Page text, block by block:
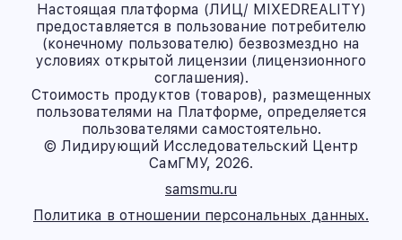
Настоящая платформа (ЛИЦ/ MIXEDREALITY)
предоставляется в пользование потребителю
(конечному пользователю) безвозмездно на
условиях открытой лицензии (лицензионного
соглашения).
Стоимость продуктов (товаров), размещенных
пользователями на Платформе, определяется
пользователями самостоятельно.
© Лидирующий Исследовательский Центр
СамГМУ, 2026.
samsmu.ru
Политика в отношении персональных данных.